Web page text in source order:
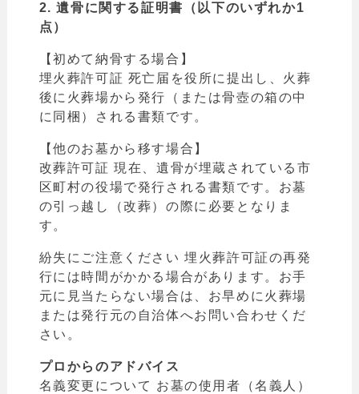
2. 遺骨に関する証明書（以下のいずれか1
点）
【初めて納骨する場合】
埋火葬許可証 死亡届を役所に提出し、火葬
後に火葬場から発行（または骨壺の箱の中
に同梱）される書類です。
【他のお墓から移す場合】
改葬許可証 現在、遺骨が埋蔵されている市
区町村の役場で発行される書類です。お墓
の引っ越し（改葬）の際に必要となりま
す。
紛失にご注意ください 埋火葬許可証の再発
行には時間がかかる場合があります。お手
元に見当たらない場合は、お早めに火葬場
または発行元の自治体へお問い合わせくだ
さい。
プロからのアドバイス
名義変更について お墓の使用者（名義人）